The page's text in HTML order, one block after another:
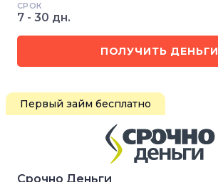
СРОК
7 - 30 дн.
ПОЛУЧИТЬ ДЕНЬГИ
Первый займ бесплатно
Срочно Деньги